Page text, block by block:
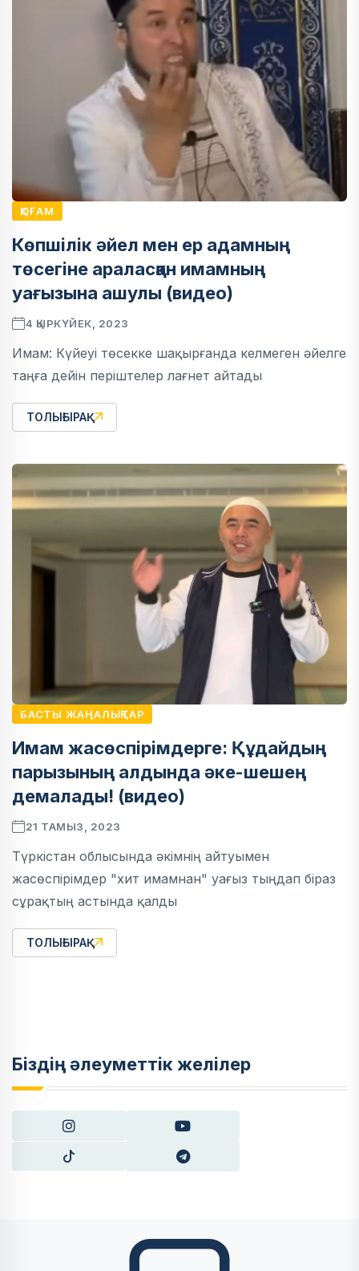
ҚОҒАМ
Көпшілік әйел мен ер адамның
төсегіне араласқан имамның
уағызына ашулы (видео)
4 ҚЫРКҮЙЕК, 2023
Имам: Күйеуі төсекке шақырғанда келмеген әйелге
таңға дейін періштелер лағнет айтады
ТОЛЫҒЫРАҚ
БАСТЫ ЖАҢАЛЫҚТАР
Имам жасөспірімдерге: Құдайдың
парызының алдында әке-шешең
демалады! (видео)
21 ТАМЫЗ, 2023
Түркістан облысында әкімнің айтуымен
жасөспірімдер "хит имамнан" уағыз тыңдап біраз
сұрақтың астында қалды
ТОЛЫҒЫРАҚ
Біздің әлеуметтік желілер